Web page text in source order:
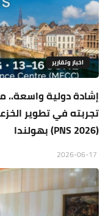
اخبار وتقارير
إشادة دولية واسعة..
تجربته في تطوير
(PNS 2026) بهولندا